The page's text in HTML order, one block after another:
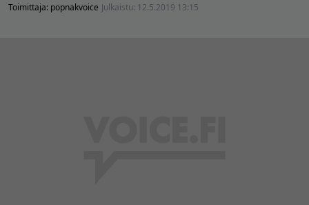
Toimittaja: popnakvoice Julkaistu: 12.5.2019 13:15